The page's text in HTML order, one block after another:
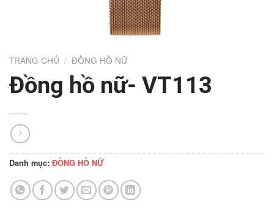
TRANG CHỦ / ĐỒNG HỒ NỮ
Đồng hồ nữ- VT113
Danh mục: ĐỒNG HỒ NỮ